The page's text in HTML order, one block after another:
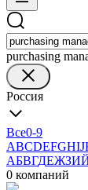
purchasing
Россия
Все0-9
ABCDEFGHIJ
АБВГДЕЖЗИ
0 компаний